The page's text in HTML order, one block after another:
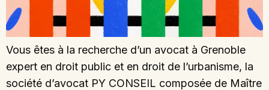
Vous êtes à la recherche d’un avocat à Grenoble
expert en droit public et en droit de l’urbanisme, la
société d’avocat PY CONSEIL composée de Maître